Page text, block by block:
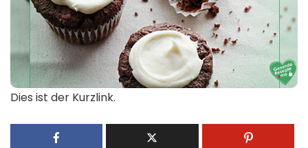
Dies ist der Kurzlink.